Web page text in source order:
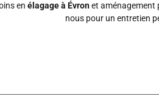
en élagage à Évronet aménagement
nous pour un entretien